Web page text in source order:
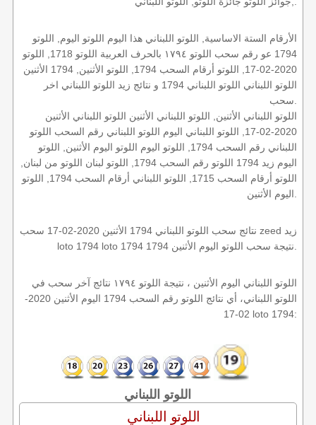
الأرقام الستة الاساسية, اللوتو اللبناني هذا اليوم اللوتو اليوم, اللوتو
1794 عو رقم سحب اللوتو ١٧٩٤ بالحرف العربية اللوتو 1718, اللوتو
2020-02-17, اللوتو أرقام السحب 1794, اللوتو الأثنين, 1794 الأثنين
اللوتو اللبناني اللوتو اللبناني 1794 و نتائج زيد اللوتو اللبناني اخر
اللوتو اللبناني الأثنين, اللوتو اللبناني الأثنين اللوتو اللبناني الأثنين
2020-02-17, اللوتو اللبناني اليوم اللوتو اللبناني رقم السحب اللوتو
اللبناني رقم السحب 1794, اللوتو اليوم اللوتو اليوم الأثنين, اللوتو
اليوم زيد 1794 اللوتو رقم السحب 1794, اللوتو لبنان اللوتو من لبنان,
اللوتو أرقام السحب 1715, اللوتو اللبناني أرقام السحب 1794, اللوتو
نتائج سحب اللوتو اللبناني 1794 الأثنين 2020-02-17 سحب zeed زيد
اللوتو اللبناني اليوم الأثنين ، نتيجة اللوتو ١٧٩٤ نتائج آخر سحب في
اللوتو اللبناني، أي نتائج اللوتو رقم السحب 1794 اليوم الأثنين 2020-
02-17 loto 1794:
اللوتو اللبناني
اللوتو اللبناني